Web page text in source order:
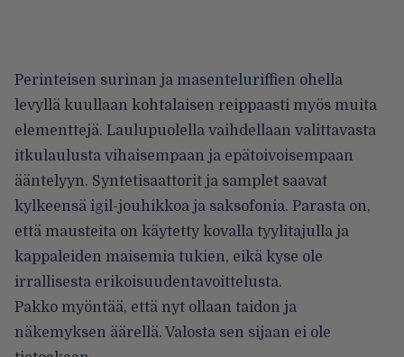
Perinteisen surinan ja masenteluriffien ohella
levyllä kuullaan kohtalaisen reippaasti myös muita
elementtejä. Laulupuolella vaihdellaan valittavasta
itkulaulusta vihaisempaan ja epätoivoisempaan
ääntelyyn. Syntetisaattorit ja samplet saavat
kylkeensä igil-jouhikkoa ja saksofonia. Parasta on,
että mausteita on käytetty kovalla tyylitajulla ja
kappaleiden maisemia tukien, eikä kyse ole
irrallisesta erikoisuudentavoittelusta.
Pakko myöntää, että nyt ollaan taidon ja
näkemyksen äärellä. Valosta sen sijaan ei ole